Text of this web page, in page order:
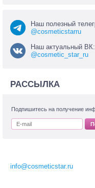
Наш полезный
@cosmeticstarru
Наш актуальный ВК:
@cosmetic_star_ru
РАССЫЛКА
Подпишитесь на получение
info@cosmeticstar.ru